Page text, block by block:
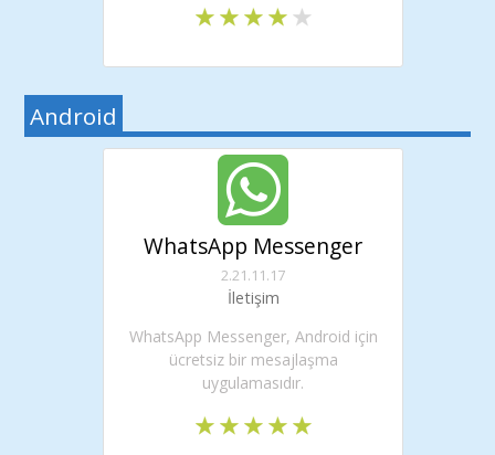
Android
WhatsApp Messenger
2.21.11.17
İletişim
WhatsApp Messenger, Android için
ücretsiz bir mesajlaşma
uygulamasıdır.